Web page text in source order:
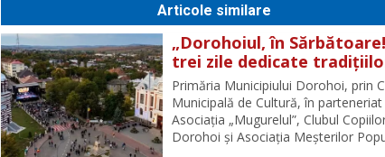
Articole similare
„Dorohoiul, în
trei zile dedicate
culturii și comunității Trei
tradiții. Un singur
O singură sărbătoare!
Primăria Municipiului Dorohoi, prin
Municipală de Cultură, în parteneriat
Asociația „Mugurelul”, Clubul
Dorohoi și Asociația Meșterilor